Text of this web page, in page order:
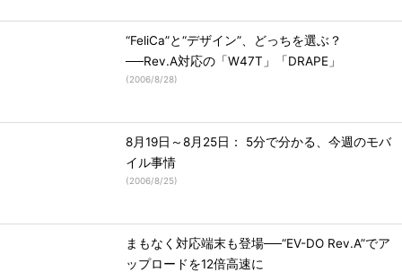
“FeliCa”と“デザイン”、どっちを選ぶ？
──Rev.A対応の「W47T」「DRAPE」
(2006/8/28)
8月19日～8月25日： 5分で分かる、今週のモバ
イル事情
(2006/8/25)
まもなく対応端末も登場──“EV-DO Rev.A”でア
ップロードを12倍高速に